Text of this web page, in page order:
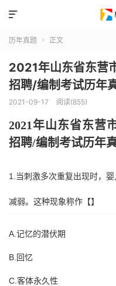

历年真题  正文
2021年山东省东营
招聘/编制考试历年
2021-09-17 阅读(855)
2021 年山东省东营
招聘/编制考试历年
1.当刺激多次重复出现时，
减弱。这种现象称作【】
A.记忆的潜伏期
B.回忆
C.客体永久性